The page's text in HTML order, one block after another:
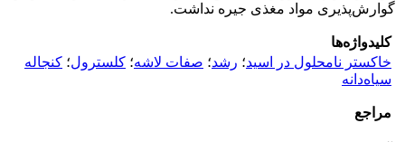
گوارش‌پذیری مواد مغذی جیره نداشت.
کلیدواژه‌ها
خاکستر نامحلول در اسید؛ رشد؛ صفات لاشه؛ کلسترول؛ کنجاله
سیاه‌دانه
مراجع